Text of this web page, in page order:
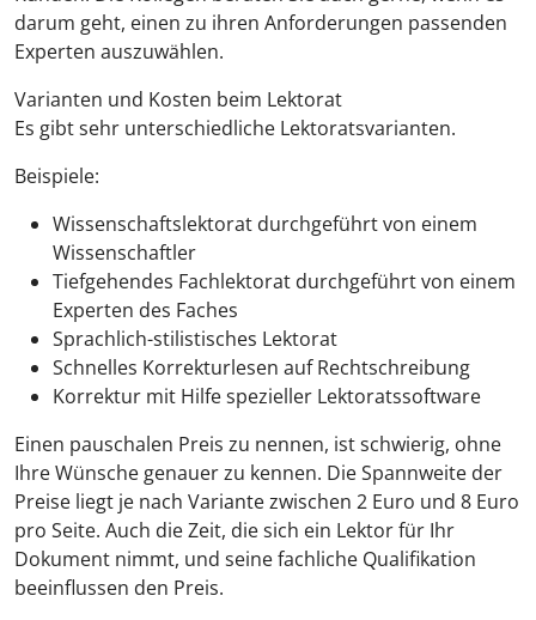
darum geht, einen zu ihren Anforderungen passenden
Experten auszuwählen.
Varianten und Kosten beim Lektorat
Es gibt sehr unterschiedliche Lektoratsvarianten.
Beispiele:
Wissenschaftslektorat durchgeführt von einem
Wissenschaftler
Tiefgehendes Fachlektorat durchgeführt von einem
Experten des Faches
Sprachlich-stilistisches Lektorat
Schnelles Korrekturlesen auf Rechtschreibung
Korrektur mit Hilfe spezieller Lektoratssoftware
Einen pauschalen Preis zu nennen, ist schwierig, ohne
Ihre Wünsche genauer zu kennen. Die Spannweite der
Preise liegt je nach Variante zwischen 2 Euro und 8 Euro
pro Seite. Auch die Zeit, die sich ein Lektor für Ihr
Dokument nimmt, und seine fachliche Qualifikation
beeinflussen den Preis.